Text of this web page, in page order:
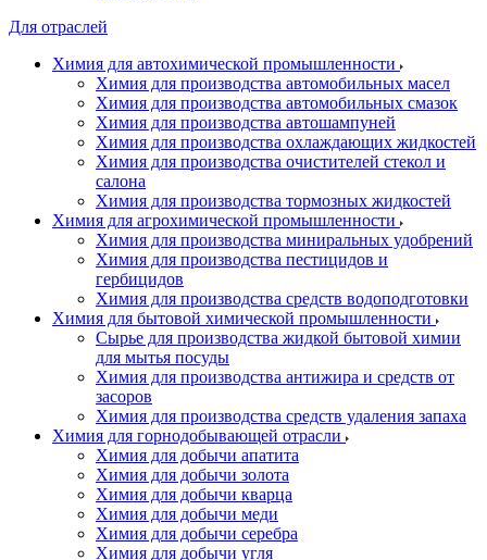
Для отраслей
Химия для автохимической промышленности
Химия для производства автомобильных масел
Химия для производства автомобильных смазок
Химия для производства автошампуней
Химия для производства охлаждающих жидкостей
Химия для производства очистителей стекол и
салона
Химия для производства тормозных жидкостей
Химия для агрохимической промышленности
Химия для производства миниральных удобрений
Химия для производства пестицидов и
гербицидов
Химия для производства средств водоподготовки
Химия для бытовой химической промышленности
Сырье для производства жидкой бытовой химии
для мытья посуды
Химия для производства антижира и средств от
засоров
Химия для производства средств удаления запаха
Химия для горнодобывающей отрасли
Химия для добычи апатита
Химия для добычи золота
Химия для добычи кварца
Химия для добычи меди
Химия для добычи серебра
Химия для добычи угля